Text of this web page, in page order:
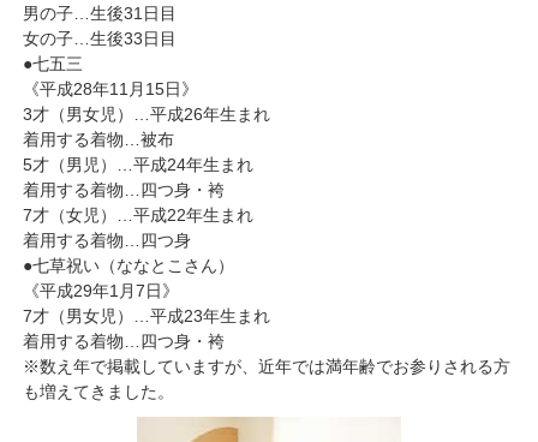
男の子…生後31日目
女の子…生後33日目
●七五三
《平成28年11月15日》
3才（男女児）…平成26年生まれ
着用する着物…被布
5才（男児）…平成24年生まれ
着用する着物…四つ身・袴
7才（女児）…平成22年生まれ
着用する着物…四つ身
●七草祝い（ななとこさん）
《平成29年1月7日》
7才（男女児）…平成23年生まれ
着用する着物…四つ身・袴
※数え年で掲載していますが、近年では満年齢でお参りされる方
も増えてきました。